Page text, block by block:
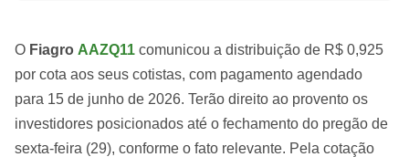
O Fiagro AAZQ11 comunicou a distribuição de R$ 0,925
por cota aos seus cotistas, com pagamento agendado
para 15 de junho de 2026. Terão direito ao provento os
investidores posicionados até o fechamento do pregão de
sexta-feira (29), conforme o fato relevante. Pela cotação